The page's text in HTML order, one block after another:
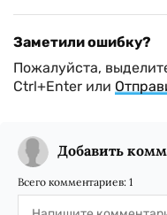
Заметили ошибку?
Пожалуйста,
Ctrl+Enter или
Добавить
Всего комментариев: 1